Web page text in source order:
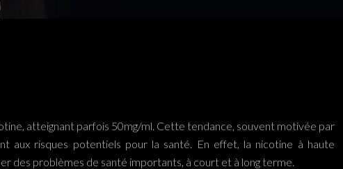
atteignant parfois 50mg/ml. Cette tendance, souvent motivée par
aux risques potentiels pour la santé. En effet, la nicotine à haute
des problèmes de santé importants, à court et à long terme.